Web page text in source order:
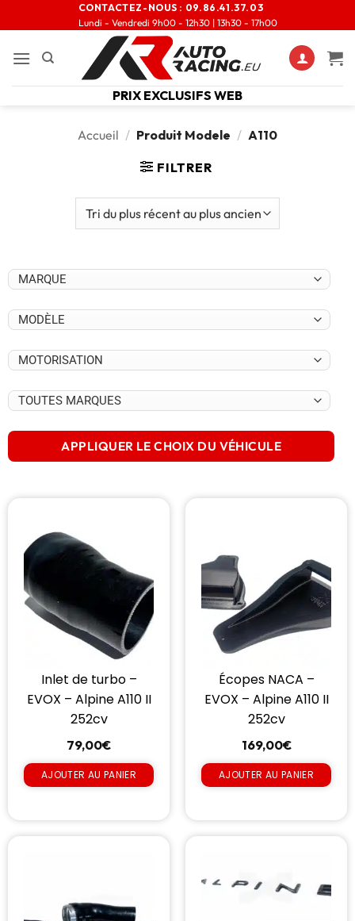
CONTACTEZ-NOUS : 09.86.41.37.03
Lundi - Vendredi 9h00 - 12h30 | 13h30 - 17h00
PRIX EXCLUSIFS WEB
Accueil / Produit Modele / A110
FILTRER
APPLIQUER LE CHOIX DU VÉHICULE
Inlet de turbo –
EVOX – Alpine A110 II
252cv
79,00€
AJOUTER AU PANIER
Écopes NACA –
EVOX – Alpine A110 II
252cv
169,00€
AJOUTER AU PANIER